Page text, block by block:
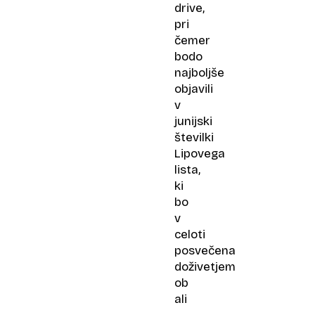
drive,
pri
čemer
bodo
najboljše
objavili
v
junijski
številki
Lipovega
lista,
ki
bo
v
celoti
posvečena
doživetjem
ob
ali